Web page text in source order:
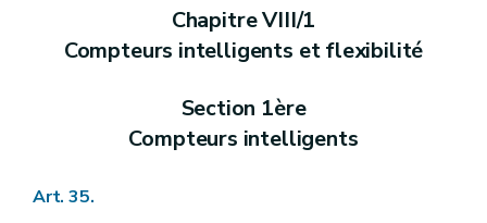
Art. 10
Section première Gestionnaire du réseau de transport local
Art. 4
Section 2 Gestionnaires des réseaux de distribution
Art. 6
Chapitre VIII/1
Compteurs intelligents et flexibilité
Section 1ère
Compteurs intelligents
Art. 35.